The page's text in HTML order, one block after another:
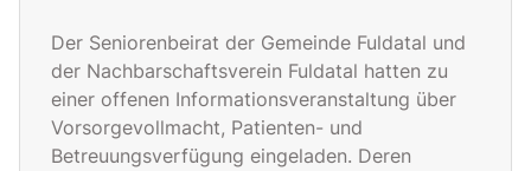
Der Seniorenbeirat der Gemeinde Fuldatal und
der Nachbarschaftsverein Fuldatal hatten zu
einer offenen Informationsveranstaltung über
Vorsorgevollmacht, Patienten- und
Betreuungsverfügung eingeladen. Deren